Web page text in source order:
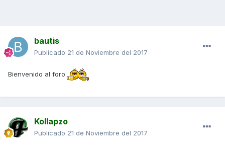
bautis
Publicado 21 de Noviembre del 2017
Bienvenido al foro
Kollapzo
Publicado 21 de Noviembre del 2017